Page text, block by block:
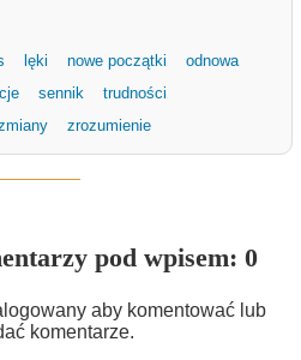
lęki nowe początki
odnowa
sennik
trudności
zrozumienie
pod wpisem: 0
aby komentować lub
komentarze.